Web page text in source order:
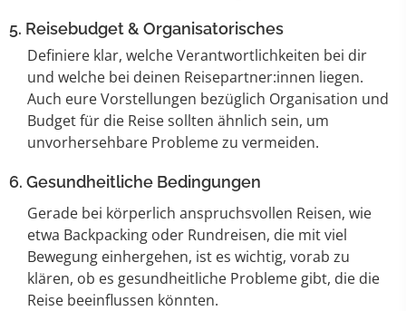
5. Reisebudget & Organisatorisches
Definiere klar, welche Verantwortlichkeiten bei dir
und welche bei deinen Reisepartner:innen liegen.
Auch eure Vorstellungen bezüglich Organisation und
Budget für die Reise sollten ähnlich sein, um
unvorhersehbare Probleme zu vermeiden.
6. Gesundheitliche Bedingungen
Gerade bei körperlich anspruchsvollen Reisen, wie
etwa Backpacking oder Rundreisen, die mit viel
Bewegung einhergehen, ist es wichtig, vorab zu
klären, ob es gesundheitliche Probleme gibt, die die
Reise beeinflussen könnten.